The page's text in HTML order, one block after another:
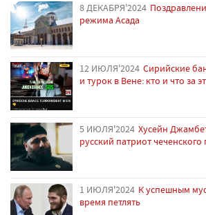
8 ДЕКАБРЯ'2024
режима Асада
12 ИЮЛЯ'2024 Сирийские
и турок в Вене: кто и что за
5 ИЮЛЯ'2024 Хусейн
русский патриот
1 ИЮЛЯ'2024 К успешным
время петлять